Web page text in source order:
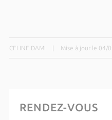
CELINE DAMI Mise à jour le 04/
RENDEZ-VOUS